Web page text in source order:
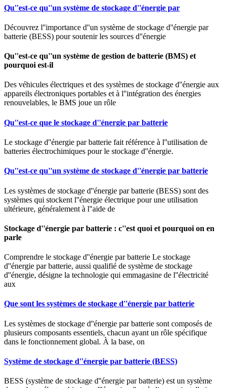
Qu''est-ce qu''un système de stockage d''énergie par
Découvrez l''importance d''un système de stockage d''énergie par
batterie (BESS) pour soutenir les sources d''énergie
Qu''est-ce qu''un système de gestion de batterie (BMS) et
pourquoi est-il
Des véhicules électriques et des systèmes de stockage d''énergie aux
appareils électroniques portables et à l''intégration des énergies
renouvelables, le BMS joue un rôle
Qu''est-ce que le stockage d''énergie par batterie
Le stockage d''énergie par batterie fait référence à l''utilisation de
batteries électrochimiques pour le stockage d''énergie.
Qu''est-ce qu''un système de stockage d''énergie par batterie
Les systèmes de stockage d''énergie par batterie (BESS) sont des
systèmes qui stockent l''énergie électrique pour une utilisation
ultérieure, généralement à l''aide de
Stockage d''énergie par batterie : c''est quoi et pourquoi on en
parle
Comprendre le stockage d''énergie par batterie Le stockage
d''énergie par batterie, aussi qualifié de système de stockage
d''énergie, désigne la technologie qui emmagasine de l''électricité
aux
Que sont les systèmes de stockage d''énergie par batterie
Les systèmes de stockage d''énergie par batterie sont composés de
plusieurs composants essentiels, chacun ayant un rôle spécifique
dans le fonctionnement global. À la base, on
Système de stockage d''énergie par batterie (BESS)
BESS (système de stockage d''énergie par batterie) est un système